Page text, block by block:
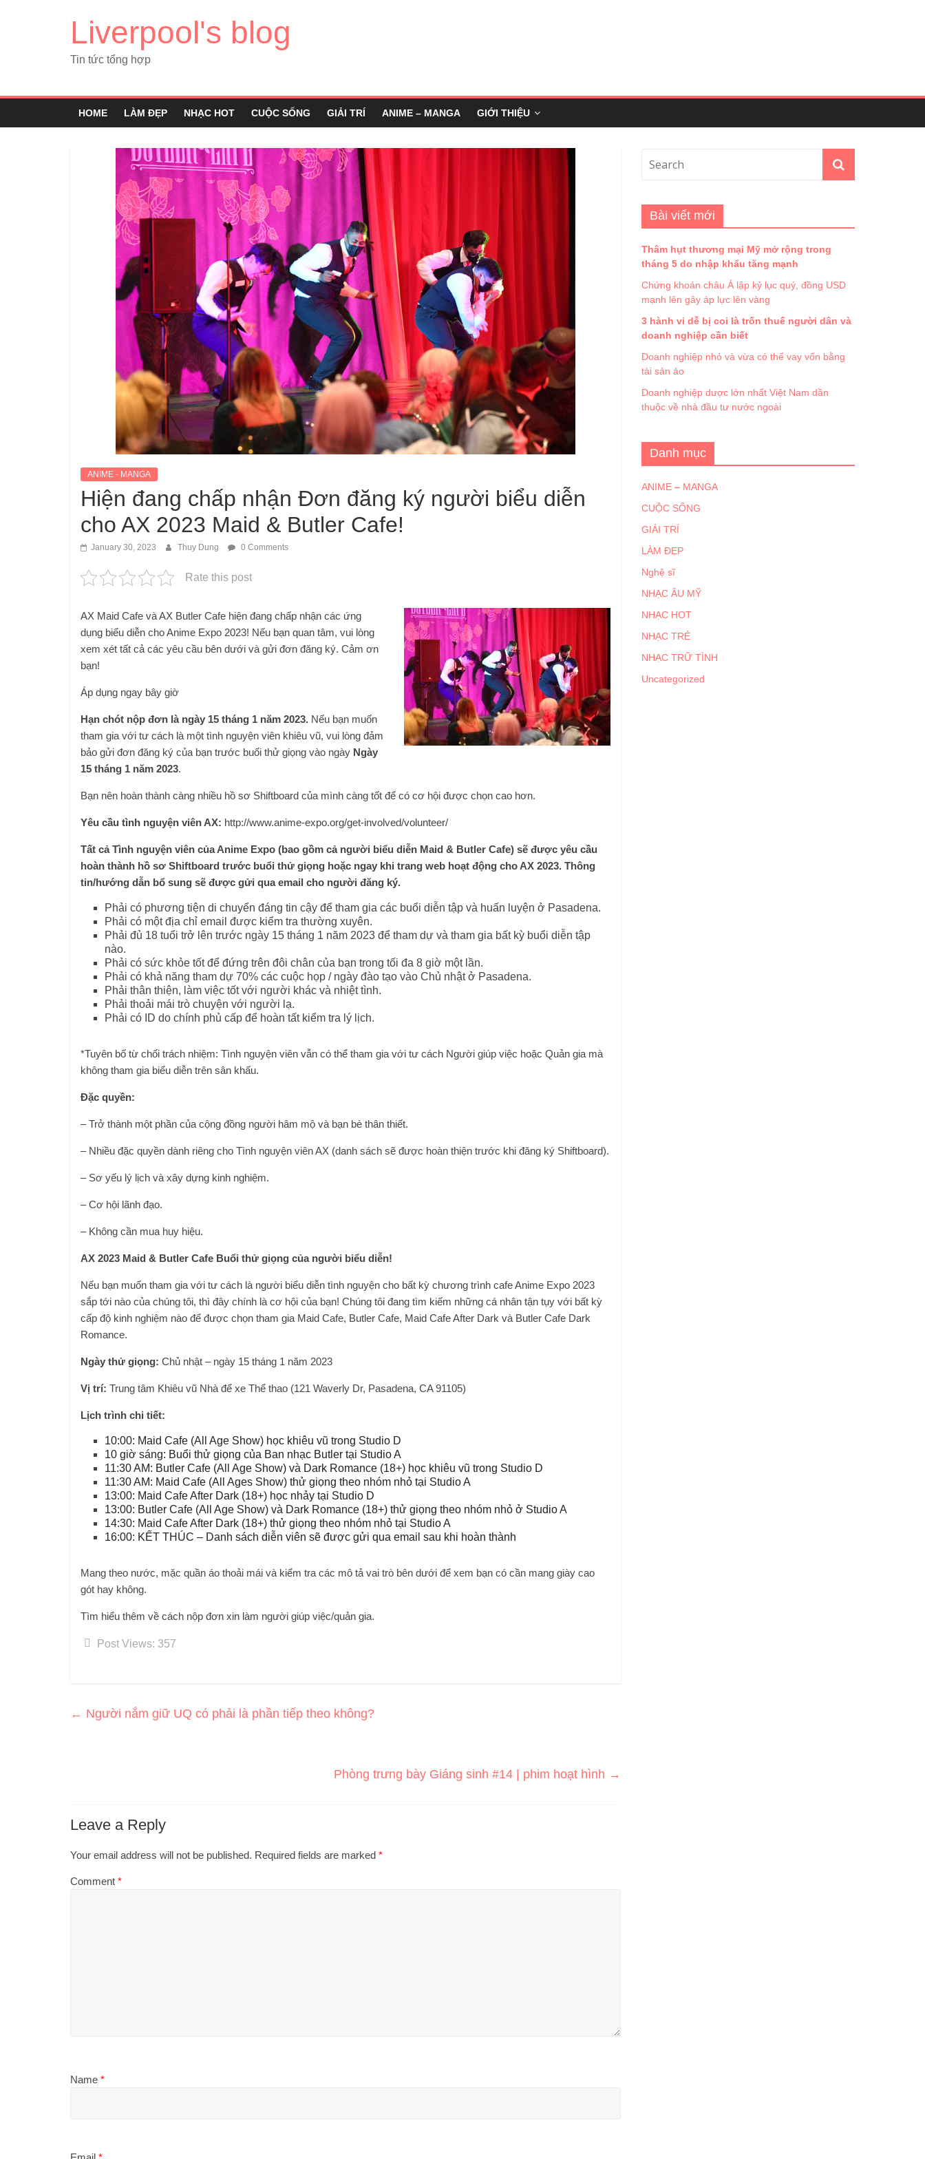
Liverpool's blog
Tin tức tổng hợp
HOME LÀM ĐẸP NHẠC HOT CUỘC SỐNG GIẢI TRÍ ANIME – MANGA GIỚI THIỆU
ANIME - MANGA
Hiện đang chấp nhận Đơn đăng ký người biểu diễn
cho AX 2023 Maid & Butler Cafe!
January 30, 2023 Thuy Dung 0 Comments
Rate this post
AX Maid Cafe và AX Butler Cafe hiện đang chấp nhận các ứng
dụng biểu diễn cho Anime Expo 2023! Nếu bạn quan tâm, vui lòng
xem xét tất cả các yêu cầu bên dưới và gửi đơn đăng ký. Cảm ơn
bạn!
Áp dụng ngay bây giờ
Hạn chót nộp đơn là ngày 15 tháng 1 năm 2023. Nếu bạn muốn
tham gia với tư cách là một tình nguyện viên khiêu vũ, vui lòng đảm
bảo gửi đơn đăng ký của bạn trước buổi thử giọng vào ngày Ngày
15 tháng 1 năm 2023.
Bạn nên hoàn thành càng nhiều hồ sơ Shiftboard của mình càng tốt để có cơ hội được chọn cao hơn.
Yêu cầu tình nguyện viên AX: http://www.anime-expo.org/get-involved/volunteer/
Tất cả Tình nguyện viên của Anime Expo (bao gồm cả người biểu diễn Maid & Butler Cafe) sẽ được yêu cầu
hoàn thành hồ sơ Shiftboard trước buổi thử giọng hoặc ngay khi trang web hoạt động cho AX 2023. Thông
tin/hướng dẫn bổ sung sẽ được gửi qua email cho người đăng ký.
Phải có phương tiện di chuyển đáng tin cậy để tham gia các buổi diễn tập và huấn luyện ở Pasadena.
Phải có một địa chỉ email được kiểm tra thường xuyên.
Phải đủ 18 tuổi trở lên trước ngày 15 tháng 1 năm 2023 để tham dự và tham gia bất kỳ buổi diễn tập
nào.
Phải có sức khỏe tốt để đứng trên đôi chân của bạn trong tối đa 8 giờ một lần.
Phải có khả năng tham dự 70% các cuộc họp / ngày đào tạo vào Chủ nhật ở Pasadena.
Phải thân thiện, làm việc tốt với người khác và nhiệt tình.
Phải thoải mái trò chuyện với người lạ.
Phải có ID do chính phủ cấp để hoàn tất kiểm tra lý lịch.
*Tuyên bố từ chối trách nhiệm: Tình nguyện viên vẫn có thể tham gia với tư cách Người giúp việc hoặc Quản gia mà
không tham gia biểu diễn trên sân khấu.
Đặc quyền:
– Trở thành một phần của cộng đồng người hâm mộ và bạn bè thân thiết.
– Nhiều đặc quyền dành riêng cho Tình nguyện viên AX (danh sách sẽ được hoàn thiện trước khi đăng ký Shiftboard).
– Sơ yếu lý lịch và xây dựng kinh nghiệm.
– Cơ hội lãnh đạo.
– Không cần mua huy hiệu.
AX 2023 Maid & Butler Cafe Buổi thử giọng của người biểu diễn!
Nếu bạn muốn tham gia với tư cách là người biểu diễn tình nguyện cho bất kỳ chương trình cafe Anime Expo 2023
sắp tới nào của chúng tôi, thì đây chính là cơ hội của bạn! Chúng tôi đang tìm kiếm những cá nhân tận tụy với bất kỳ
cấp độ kinh nghiệm nào để được chọn tham gia Maid Cafe, Butler Cafe, Maid Cafe After Dark và Butler Cafe Dark
Romance.
Ngày thử giọng: Chủ nhật – ngày 15 tháng 1 năm 2023
Vị trí: Trung tâm Khiêu vũ Nhà để xe Thể thao (121 Waverly Dr, Pasadena, CA 91105)
Lịch trình chi tiết:
10:00: Maid Cafe (All Age Show) học khiêu vũ trong Studio D
10 giờ sáng: Buổi thử giọng của Ban nhạc Butler tại Studio A
11:30 AM: Butler Cafe (All Age Show) và Dark Romance (18+) học khiêu vũ trong Studio D
11:30 AM: Maid Cafe (All Ages Show) thử giọng theo nhóm nhỏ tại Studio A
13:00: Maid Cafe After Dark (18+) học nhảy tại Studio D
13:00: Butler Cafe (All Age Show) và Dark Romance (18+) thử giọng theo nhóm nhỏ ở Studio A
14:30: Maid Cafe After Dark (18+) thử giọng theo nhóm nhỏ tại Studio A
16:00: KẾT THÚC – Danh sách diễn viên sẽ được gửi qua email sau khi hoàn thành
Mang theo nước, mặc quần áo thoải mái và kiểm tra các mô tả vai trò bên dưới để xem bạn có cần mang giày cao
gót hay không.
Tìm hiểu thêm về cách nộp đơn xin làm người giúp việc/quản gia.
Post Views: 357
← Người nắm giữ UQ có phải là phần tiếp theo không?
Phòng trưng bày Giáng sinh #14 | phim hoạt hình →
Leave a Reply
Your email address will not be published. Required fields are marked *
Comment *
Name *
Bài viết mới
Thâm hụt thương mại Mỹ mở rộng trong
tháng 5 do nhập khẩu tăng mạnh
Chứng khoán châu Á lập kỷ lục quý, đồng USD
mạnh lên gây áp lực lên vàng
3 hành vi dễ bị coi là trốn thuế người dân và
doanh nghiệp cần biết
Doanh nghiệp nhỏ và vừa có thể vay vốn bằng
tài sản ảo
Doanh nghiệp dược lớn nhất Việt Nam dần
thuộc về nhà đầu tư nước ngoài
Danh mục
ANIME – MANGA
CUỘC SỐNG
GIẢI TRÍ
LÀM ĐẸP
Nghệ sĩ
NHẠC ÂU MỸ
NHẠC HOT
NHẠC TRẺ
NHẠC TRỮ TÌNH
Uncategorized